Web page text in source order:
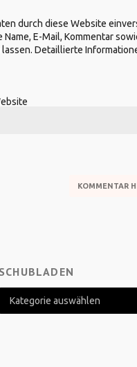
durch diese Website
E-Mail, Kommentar
Detaillierte
SCHUBLADEN